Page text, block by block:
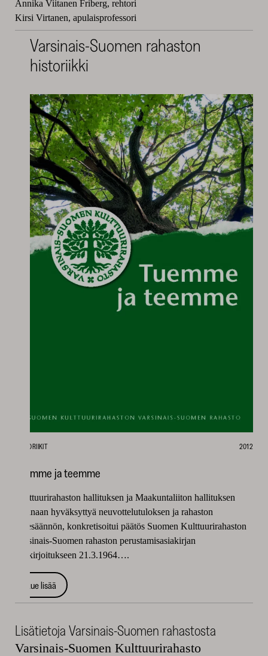
Annika Viitanen Friberg, rehtori
Kirsi Virtanen, apulaisprofessori
Varsinais-Suomen rahaston
historiikki
HISTORIIKIT 2012
Tuemme ja teemme
Kulttuurirahaston hallituksen ja Maakuntaliiton hallituksen
aikanaan hyväksyttyä neuvottelutuloksen ja rahaston
ohjesäännön, konkretisoitui päätös Suomen Kulttuurirahaston
Varsinais-Suomen rahaston perustamisasiakirjan
allekirjoitukseen 21.3.1964….
Lue lisää
Lisätietoja Varsinais-Suomen rahastosta
Varsinais-Suomen Kulttuurirahasto